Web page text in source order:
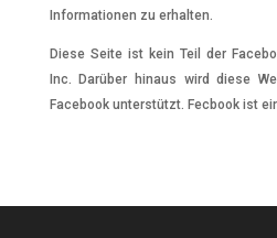
Informationen zu erhalten.
Diese Seite ist kein Teil der
Inc. Darüber hinaus wird diese
Facebook unterstützt. Fecbook ist